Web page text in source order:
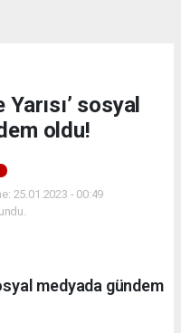
sosyal
oldu!
25.01.2023 - 00:49
medyada gündem